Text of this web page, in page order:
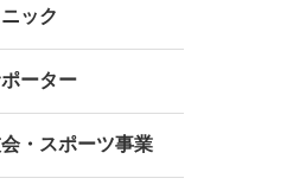
ック
ポーター
・スポーツ事業